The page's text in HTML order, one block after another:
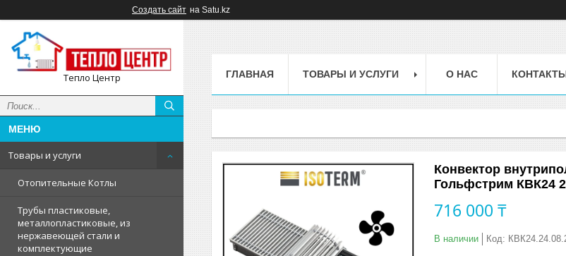
Создать сайт на Satu.kz
Тепло Центр
Товары и услуги
Отопительные Котлы
Трубы пластиковые,
металлопластиковые, из
нержавеющей стали и
комплектующие
ГЛАВНАЯ ТОВАРЫ И УСЛУГИ О НАС
Конвектор
Гольфстрим КВК24
716 000 ₸
В наличии Код: